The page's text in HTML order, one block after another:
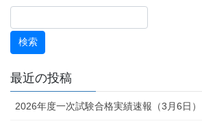
最近の投稿
2026年度一次試験合格実績速報（3月6日）